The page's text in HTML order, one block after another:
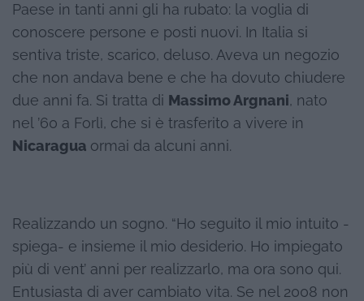
Paese in tanti anni gli ha rubato: la voglia di
conoscere persone e posti nuovi. In Italia si
sentiva triste, scarico, deluso. Aveva un negozio
che non andava bene e che ha dovuto chiudere
due anni fa. Si tratta di Massimo Argnani, nato
nel ’60 a Forlì, che si è trasferito a vivere in
Nicaragua ormai da alcuni anni.
Realizzando un sogno. “Ho seguito il mio intuito -
spiega- e insieme il mio desiderio. Ho impiegato
più di vent’ anni per realizzarlo, ma ora sono qui.
Entusiasta di aver cambiato vita. Se nel 2008 non